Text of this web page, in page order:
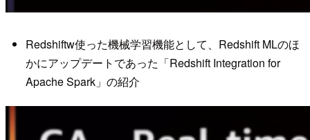
Redshiftw使った機械学習機能として、Redshift MLのほ
かにアップデートであった「Redshift Integration for
Apache Spark」の紹介